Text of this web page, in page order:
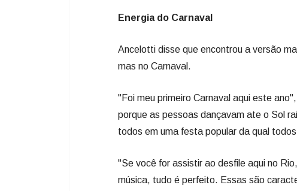
Energia do Carnaval
Ancelotti disse que encontrou a versão
mas no Carnaval.
"Foi meu primeiro Carnaval aqui este
porque as pessoas dançavam ate o Sol
todos em uma festa popular da qual
"Se você for assistir ao desfile aqui no
música, tudo é perfeito. Essas são